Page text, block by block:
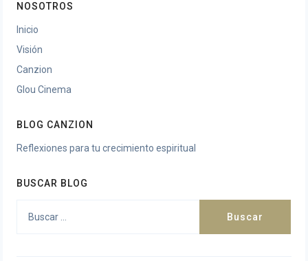
NOSOTROS
Inicio
Visión
Canzion
Glou Cinema
BLOG CANZION
Reflexiones para tu crecimiento espiritual
BUSCAR BLOG